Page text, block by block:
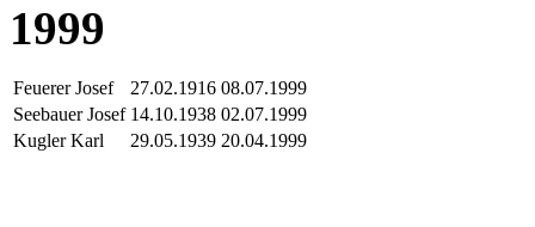
1999
Feuerer Josef 27.02.1916 08.07.1999
Seebauer Josef 14.10.1938 02.07.1999
Kugler Karl
29.05.1939 20.04.1999